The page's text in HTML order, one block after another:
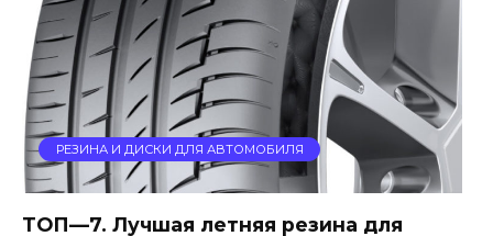
РЕЗИНА И ДИСКИ ДЛЯ АВТОМОБИЛЯ
ТОП—7. Лучшая летняя резина для